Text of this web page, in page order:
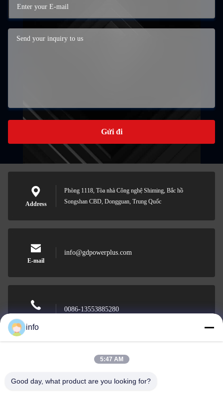
Gửi đi
Address
Phòng 1118, Tòa nhà Công nghệ Shiming, Bắc hồ
Songshan CBD, Dongguan, Trung Quốc
E-mail
info@gdpowerplus.com
0086-13553885280
Guangdong Powerplus General Equipment
info
5:47 AM
Good day, what product are you looking for?